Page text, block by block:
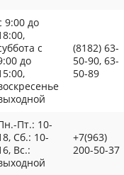
9:00 до
с
до
(8182) 63-
50-90, 63-
50-89
Пт.: 10-
Сб.: 10-
Вс.:
+7(963)
200-50-37